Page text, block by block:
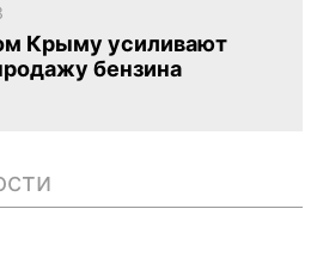
Крыму усиливают
бензина